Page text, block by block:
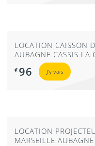
LOCATION CAISSON
AUBAGNE CASSIS LA
€ 96 J'y vais
LOCATION
MARSEILLE